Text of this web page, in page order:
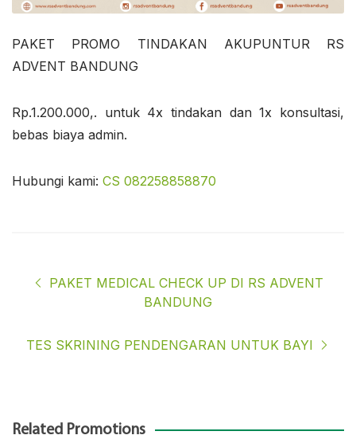
PAKET PROMO TINDAKAN AKUPUNTUR RS
ADVENT BANDUNG
Rp.1.200.000,. untuk 4x tindakan dan 1x konsultasi,
bebas biaya admin.
Hubungi kami: CS 082258858870
PAKET MEDICAL CHECK UP DI RS ADVENT
BANDUNG
TES SKRINING PENDENGARAN UNTUK BAYI
Related Promotions